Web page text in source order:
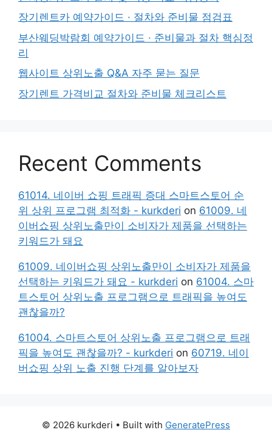
장기렌트카 예약가이드 · 절차와 준비물 점검표
부산웨딩박람회 예약가이드 · 준비물과 절차 핵심정
리
웹사이트 상위노출 Q&A 자주 묻는 질문
장기렌트 가격비교 절차와 준비물 체크리스트
Recent Comments
61014. 네이버 쇼핑 트래픽 증대 스마트스토어 순
위 상위 프로그램 최적화 - kurkderi on 61009. 네
이버쇼핑 상위노출만이 소비자가 제품을 선택하는
키워드가 돼요
61009. 네이버쇼핑 상위노출만이 소비자가 제품을
선택하는 키워드가 돼요 - kurkderi on 61004. 스마
트스토어 상위노출 프로그램으로 트래픽을 높여도
괜찮을까?
61004. 스마트스토어 상위노출 프로그램으로 트래
픽을 높여도 괜찮을까? - kurkderi on 60719. 네이
버쇼핑 상위 노출 진행 단계를 알아보자
© 2026 kurkderi • Built with GeneratePress